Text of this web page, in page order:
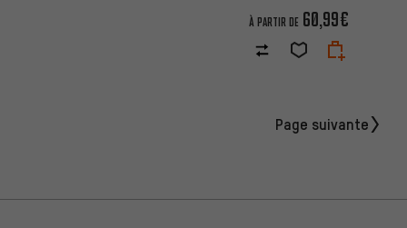
À PARTIR DE 60,99€
Page suivante